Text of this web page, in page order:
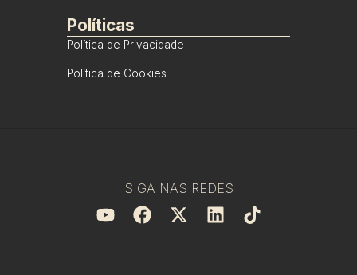
Políticas
Política de Privacidade
Política de Cookies
SIGA NAS REDES